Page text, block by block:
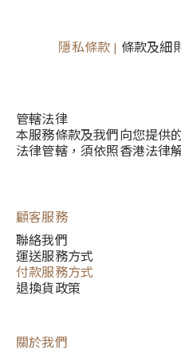
隱私條款 | 條款及細
管轄法律
本服務條款及我們向您提供
法律管轄，須依照香港法律
顧客服務
聯絡我們
運送服務方式
付款服務方式
退換貨政策
關於我們